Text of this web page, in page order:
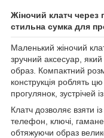
Жіночий клатч через
стильна сумка для
Маленький жіночий
зручний аксесуар,
образ. Компактний
конструкція роблять
прогулянок, зустрічей
Клатч дозволяє взяти
телефон, ключі,
обтяжуючи образ